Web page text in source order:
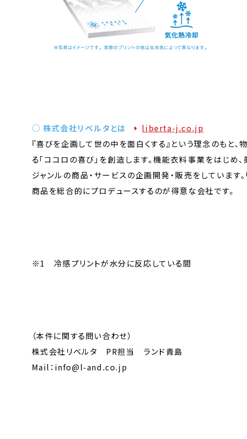
○ 株式会社リベルタとは
liberta-j.co.jp
『喜びを企画して世の中を面白くする』という理念のもと
る「ココロの喜び」を創造します。機能衣料事業をはじめ
ジャンルの商品・サービスの企画開発・販売をしています
商品を総合的にプロデュースするのが得意な会社です。
※1 冷感プリントが水分に反応している間
（本件に関する問い合わせ）
株式会社リベルタ PR担当 ランド青島
Mail：info@l-and.co.jp